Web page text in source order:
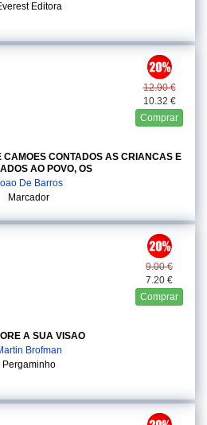
Editora
12.90 €
10.32 €
Comprar
CAMOES CONTADOS AS CRIANCAS E
AO POVO, OS
De Barros
Marcador
9.00 €
7.20 €
Comprar
A SUA VISAO
Brofman
Pergaminho